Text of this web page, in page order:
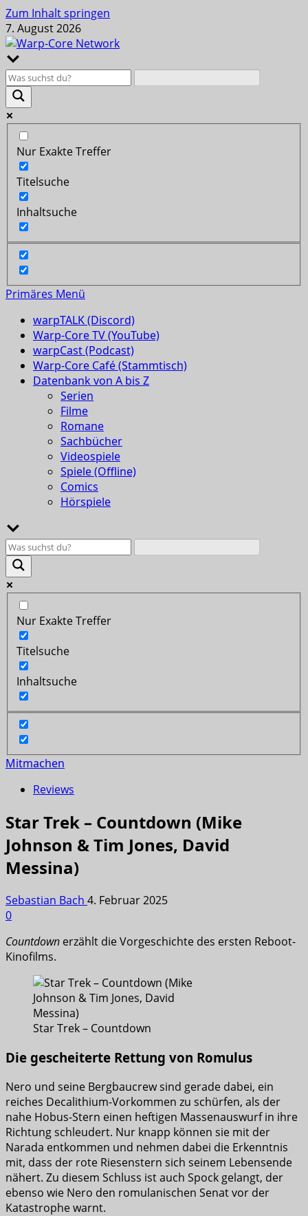
Zum Inhalt springen
7. August 2026
Nur Exakte Treffer
Titelsuche
Inhaltsuche
Primäres Menü
warpTALK (Discord)
Warp-Core TV (YouTube)
warpCast (Podcast)
Warp-Core Café (Stammtisch)
Datenbank von A bis Z
Serien
Filme
Romane
Sachbücher
Videospiele
Spiele (Offline)
Comics
Hörspiele
Nur Exakte Treffer
Titelsuche
Inhaltsuche
Mitmachen
Reviews
Star Trek – Countdown (Mike
Johnson & Tim Jones, David
Messina)
Sebastian Bach 4. Februar 2025
0
Countdown erzählt die Vorgeschichte des ersten Reboot-
Kinofilms.
Star Trek – Countdown
Die gescheiterte Rettung von Romulus
Nero und seine Bergbaucrew sind gerade dabei, ein
reiches Decalithium-Vorkommen zu schürfen, als der
nahe Hobus-Stern einen heftigen Massenauswurf in ihre
Richtung schleudert. Nur knapp können sie mit der
Narada entkommen und nehmen dabei die Erkenntnis
mit, dass der rote Riesenstern sich seinem Lebensende
nähert. Zu diesem Schluss ist auch Spock gelangt, der
ebenso wie Nero den romulanischen Senat vor der
Katastrophe warnt.